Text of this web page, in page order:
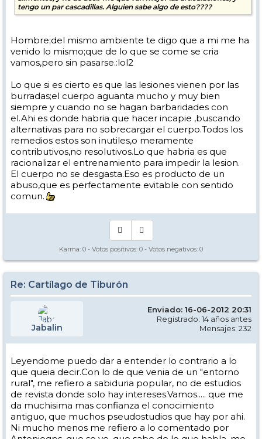
tengo un par cascadillas. Alguien sabe algo de esto????
Hombre;del mismo ambiente te digo que a mi me ha
venido lo mismo;que de lo que se come se cria
vamos,pero sin pasarse.:lol2
Lo que si es cierto es que las lesiones vienen por las
burradas;el cuerpo aguanta mucho y muy bien
siempre y cuando no se hagan barbaridades con
el.Ahi es donde habria que hacer incapie ,buscando
alternativas para no sobrecargar el cuerpo.Todos los
remedios estos son inutiles,o meramente
contributivos,no resolutivos.Lo que habria es que
racionalizar el entrenamiento para impedir la lesion.
El cuerpo no se desgasta.Eso es producto de un
abuso,que es perfectamente evitable con sentido
comun.
Karma: 0 - Votos positivos: 0 - Votos negativos: 0
Re: Cartílago de Tiburón
Jabalin
Enviado: 16-06-2012 20:31
Registrado: 14 años antes
Mensajes: 232
Leyendome puedo dar a entender lo contrario a lo
que queia decir.Con lo de que venia de un "entorno
rural", me refiero a sabiduria popular, no de estudios
de revista donde solo hay intereses.Vamos..... que me
da muchisima mas confianza el conocimiento
antiguo, que muchos pseudostudios que hay por ahi.
Ni mucho menos me refiero a lo comentado por